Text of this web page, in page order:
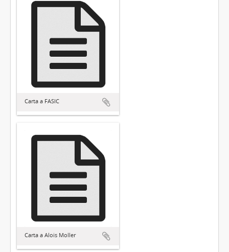
Carta a FASIC
Carta a Alois Moller